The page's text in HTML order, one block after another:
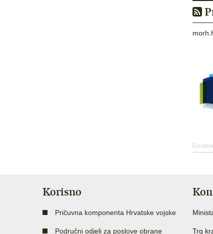
Korisno
Pričuvna komponenta Hrvatske vojske
Područni odjeli za poslove obrane Trg